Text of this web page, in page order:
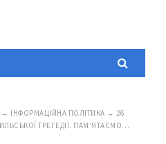
→ ІНФОРМАЦІЙНА ПОЛІТИКА → 26
ТРЕГЕДІЇ. ПАМ’ЯТАЄМО…